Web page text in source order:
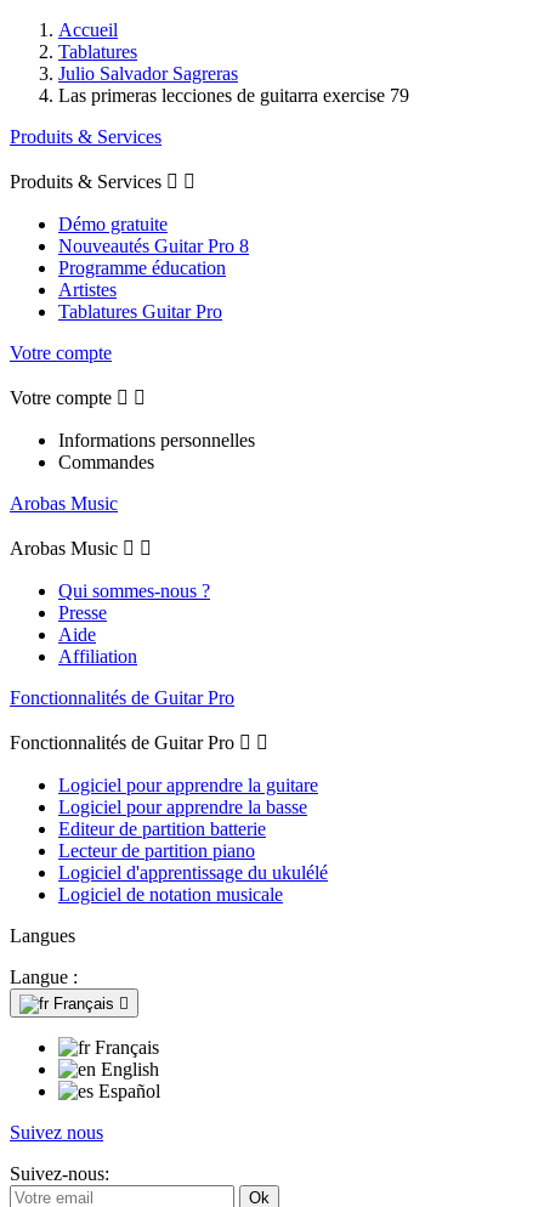
Accueil
Tablatures
Julio Salvador Sagreras
Las primeras lecciones de guitarra exercise 79
Produits & Services
Produits & Services  
Démo gratuite
Nouveautés Guitar Pro 8
Programme éducation
Artistes
Tablatures Guitar Pro
Votre compte
Votre compte  
Informations personnelles
Commandes
Arobas Music
Arobas Music  
Qui sommes-nous ?
Presse
Aide
Affiliation
Fonctionnalités de Guitar Pro
Fonctionnalités de Guitar Pro  
Logiciel pour apprendre la guitare
Logiciel pour apprendre la basse
Editeur de partition batterie
Lecteur de partition piano
Logiciel d'apprentissage du ukulélé
Logiciel de notation musicale
Langues
Langue :
Français 
Français
English
Español
Suivez nous
Suivez-nous: